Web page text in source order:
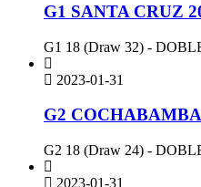
G1 SANTA CRUZ
G1 18 (Draw 32) -
2023-01-31
G2
G2 18 (Draw 24) -
2023-01-31